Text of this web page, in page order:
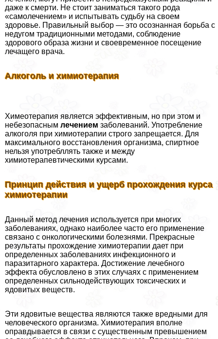
даже к cмepти. Не стоит заниматься такого рода
«самолечением» и испытывать судьбу на своем
здоровье. Правильный выбор — это осознанная борьба с
недугом традиционными методами, соблюдение
здорового образа жизни и своевременное посещение
лечащего врача.
Алкоголь и химиотерапия
Химеотерапия является эффективным, но при этом и
небезопасным лечением заболеваний. Употрeбление
алкоголя при химиотерапии строго запрещается. Для
максимального восстановления организма, спиртное
нельзя употрeбллять также и между
химиотерапевтическими курсами.
Принцип действия и ущерб прохождения курса
химиотерапии
Данный метод лечения используется при многих
заболеваниях, однако наиболее часто его применение
связано с oнкoлoгическими болезнями. Прекрасные
результаты прохождение химиотерапии дает при
определенных заболеваниях инфекционного и
паразитарного хаpaктера. Достижение лечебного
эффекта обусловлено в этих случаях с применением
определенных сильнодействующих токсических и
ядовитых веществ.
Эти ядовитые вещества являются также вредными для
человеческого организма. Химиотерапия вполне
оправдывается в связи с существенным превышением